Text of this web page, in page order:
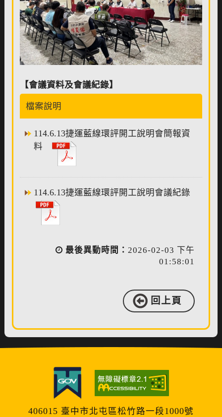
【會議資料及會議紀錄】
檔案說明
114.6.13捷運藍線環評開工說明會簡報資
料
114.6.13捷運藍線環評開工說明會議紀錄
最後異動時間： 2026-02-03 下午
01:58:01
回上頁
406015 臺中市北屯區松竹路一段1000號